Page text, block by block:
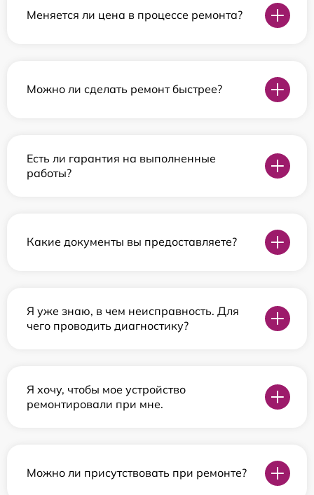
Меняется ли цена в процессе ремонта?
Можно ли сделать ремонт быстрее?
Есть ли гарантия на выполненные
работы?
Какие документы вы предоставляете?
Я уже знаю, в чем неисправность. Для
чего проводить диагностику?
Я хочу, чтобы мое устройство
ремонтировали при мне.
Можно ли присутствовать при ремонте?